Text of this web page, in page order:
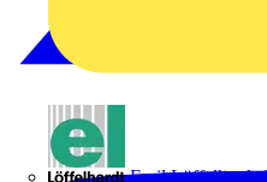
Emil Löffelhardt